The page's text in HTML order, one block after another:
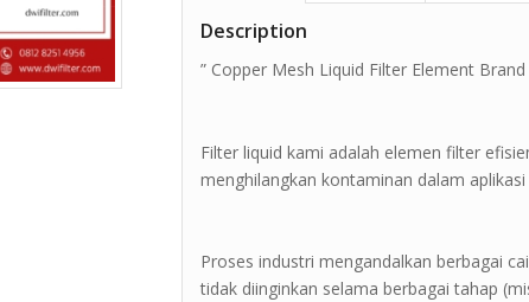
Description
” Copper Mesh Liquid Filter Element
Filter liquid kami adalah elemen filter
menghilangkan kontaminan dalam aplikasi
Proses industri mengandalkan berbagai
tidak diinginkan selama berbagai tahap